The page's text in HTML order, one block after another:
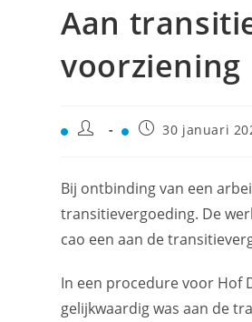
Aan
voorziening
30 januari
Bij ontbinding van een
transitievergoeding. De
cao een aan de
In een procedure voor Hof
gelijkwaardig was aan de